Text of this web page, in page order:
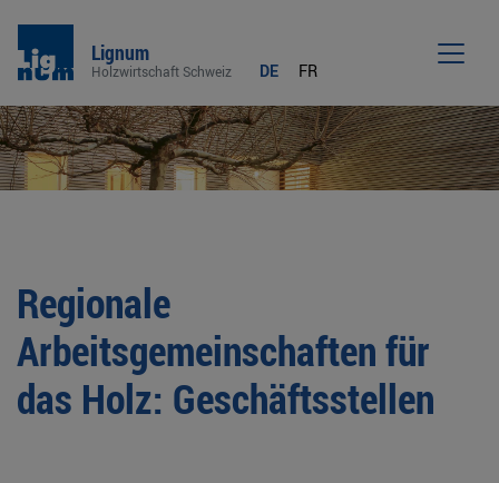
Lignum
Holzwirtschaft Schweiz DE FR
Regionale
Arbeitsgemeinschaften für
das Holz: Geschäftsstellen